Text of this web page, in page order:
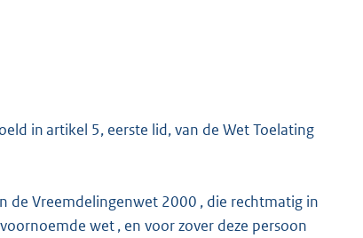
in artikel 5, eerste lid, van de Wet Toelating
de Vreemdelingenwet 2000 , die rechtmatig in
wet , en voor zover deze persoon